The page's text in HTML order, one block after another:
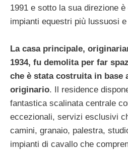
1991 e sotto la sua direzione
impianti equestri più lussuosi
La casa principale,
1934, fu demolita per far
che è stata costruita in base
originario. Il residence
fantastica scalinata centrale
eccezionali, servizi esclusivi
camini, granaio, palestra,
impianti di cavallo che